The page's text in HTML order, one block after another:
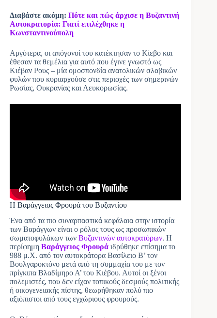
Διαβάστε ακόμη: Πότε και πώς άρχισε η Βυζαντινή
Αυτοκρατορία: Γιατί επιλέχθηκε η
Κωνσταντινούπολη
Αργότερα, οι απόγονοί του κατέκτησαν το Κίεβο και
έθεσαν τα θεμέλια για αυτό που έγινε γνωστό ως
Κιέβαν Ρους – μία ομοσπονδία ανατολικών σλαβικών
φυλών που κυριαρχούσε στις περιοχές των σημερινών
Ρωσίας, Ουκρανίας και Λευκορωσίας.
Η Βαράγγειος Φρουρά του Βυζαντίου
Ένα από τα πιο συναρπαστικά κεφάλαια στην ιστορία
των Βαράγγων είναι ο ρόλος τους ως προσωπικών
σωματοφυλάκων των Βυζαντινών αυτοκρατόρων. Η
περίφημη Βαράγγειος Φρουρά ιδρύθηκε επίσημα το
988 μ.Χ. από τον αυτοκράτορα Βασίλειο Β’ τον
Βουλγαροκτόνο μετά από τη συμμαχία του με τον
πρίγκιπα Βλαδίμηρο Α’ του Κιέβου. Αυτοί οι ξένοι
πολεμιστές, που δεν είχαν τοπικούς δεσμούς πολιτικής
ή οικογενειακής πίστης, θεωρήθηκαν πολύ πιο
αξιόπιστοι από τους εγχώριους φρουρούς.